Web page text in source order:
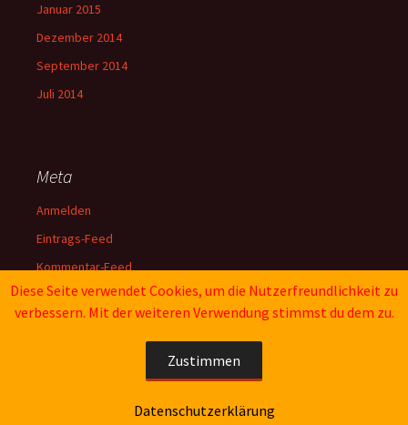
Januar 2015
Dezember 2014
September 2014
Juli 2014
Meta
Anmelden
Eintrags-Feed
Kommentar-Feed
WordPress.org
Stolz präsentiert von WordPress
Diese Seite verwendet Cookies, um die Nutzerfreundlichkeit zu
verbessern. Mit der weiteren Verwendung stimmst du dem zu.
Zustimmen
Datenschutzerklärung